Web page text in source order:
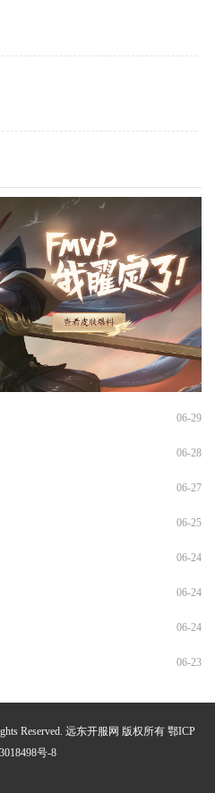
06-29
06-28
06-27
06-25
06-24
06-24
06-24
06-23
Reserved. 远东开服网 版权所有 鄂ICP
号-8